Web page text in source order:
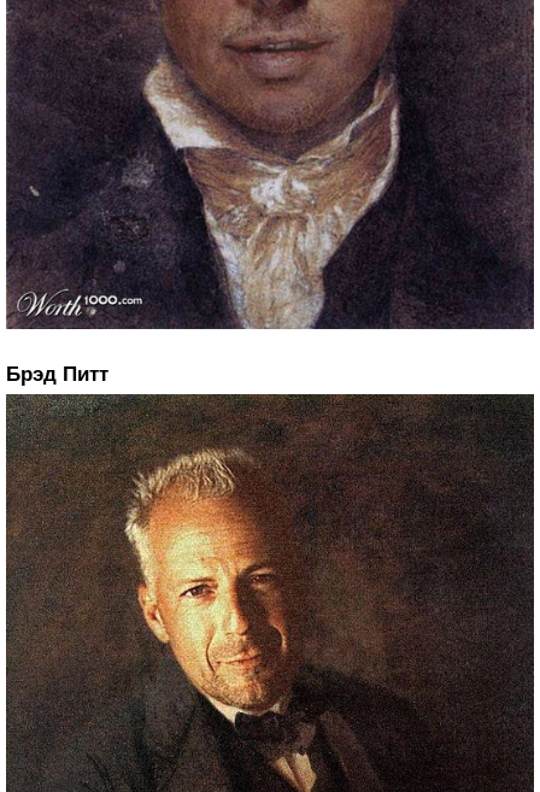
Брэд Питт